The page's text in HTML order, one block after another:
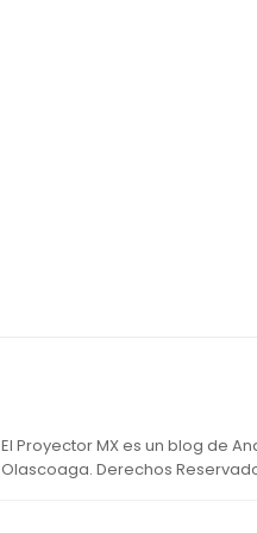
El Proyector MX es un blog de
Olascoaga. Derechos